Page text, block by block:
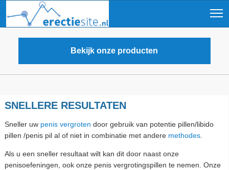
Bekijk onze producten
SNELLERE RESULTATEN
Sneller uw penis vergroten door gebruik van potentie pillen/libido
pillen /penis pil al of niet in combinatie met andere methodes.
Als u een sneller resultaat wilt kan dit door naast onze
penisoefeningen, ook onze penis vergrotingspillen te nemen. Onze